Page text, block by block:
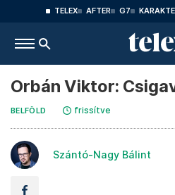
TELEX AFTER G7
Orbán Viktor:
BELFÖLD frissítve
Szántó-Nagy Bálint